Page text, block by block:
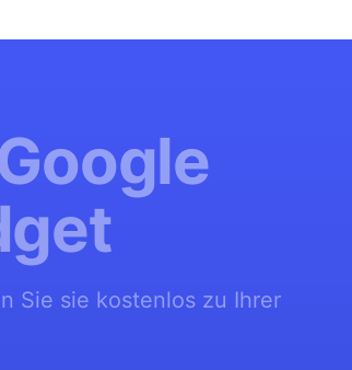
Sie sie kostenlos zu Ihrer